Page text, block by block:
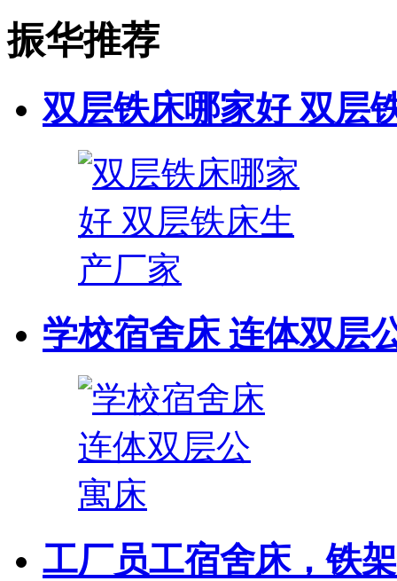
振华推荐
双层铁床哪家好 双层
学校宿舍床 连体双层
工厂员工宿舍床，铁